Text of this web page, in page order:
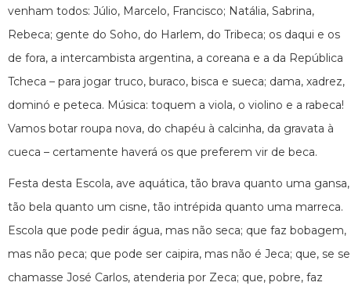
venham todos: Júlio, Marcelo, Francisco; Natália, Sabrina,
Rebeca; gente do Soho, do Harlem, do Tribeca; os daqui e os
de fora, a intercambista argentina, a coreana e a da República
Tcheca – para jogar truco, buraco, bisca e sueca; dama, xadrez,
dominó e peteca. Música: toquem a viola, o violino e a rabeca!
Vamos botar roupa nova, do chapéu à calcinha, da gravata à
cueca – certamente haverá os que preferem vir de beca.
Festa desta Escola, ave aquática, tão brava quanto uma gansa,
tão bela quanto um cisne, tão intrépida quanto uma marreca.
Escola que pode pedir água, mas não seca; que faz bobagem,
mas não peca; que pode ser caipira, mas não é Jeca; que, se se
chamasse José Carlos, atenderia por Zeca; que, pobre, faz